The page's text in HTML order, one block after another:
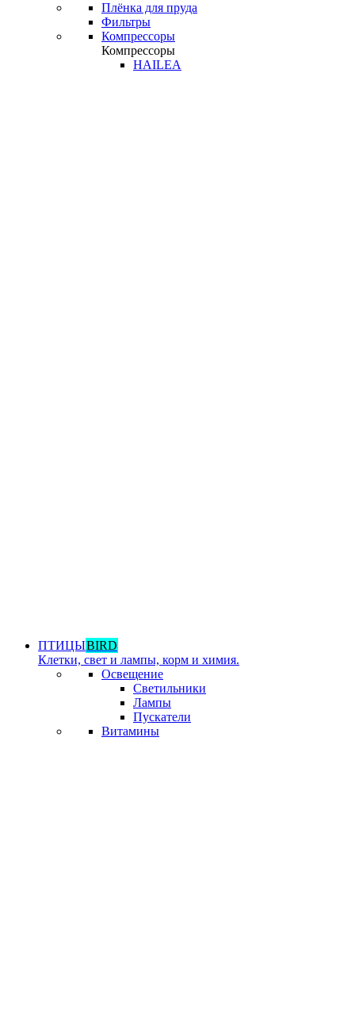
Плёнка для пруда
Фильтры
Компрессоры
Компрессоры
HAILEA
ПТИЦЫBIRD
Клетки, свет и лампы, корм и химия.
Освещение
Светильники
Лампы
Пускатели
Витамины